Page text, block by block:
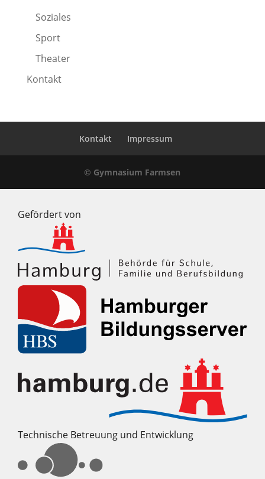
Soziales
Sport
Theater
Kontakt
Kontakt Impressum
© Gymnasium Farmsen
Gefördert von
Technische Betreuung und Entwicklung